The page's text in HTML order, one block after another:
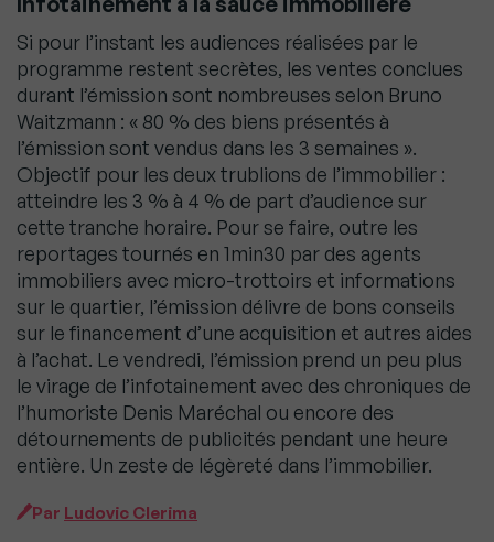
Si pour l’instant les audiences réalisées par le
programme restent secrètes, les ventes conclues
durant l’émission sont nombreuses selon Bruno
Waitzmann : « 80 % des biens présentés à
l’émission sont vendus dans les 3 semaines ».
Objectif pour les deux trublions de l’immobilier :
atteindre les 3 % à 4 % de part d’audience sur
cette tranche horaire. Pour se faire, outre les
reportages tournés en 1min30 par des agents
immobiliers avec micro-trottoirs et informations
sur le quartier, l’émission délivre de bons conseils
sur le financement d’une acquisition et autres aides
à l’achat. Le vendredi, l’émission prend un peu plus
le virage de l’infotainement avec des chroniques de
l’humoriste Denis Maréchal ou encore des
détournements de publicités pendant une heure
entière. Un zeste de légèreté dans l’immobilier.
Par Ludovic Clerima